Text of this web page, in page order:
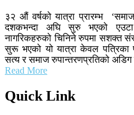
३२ औं वर्षको यात्रा प्रारम्भ
दशकभन्दा अघि सुरु भएको एउटा
नागरिकहरुको चिनिने रुपमा सशक्त
सुरू भएको यो यात्रा केवल पत्रिका
सत्य र समाज रुपान्तरणप्रतिको अडिग
Read More
Quick Link